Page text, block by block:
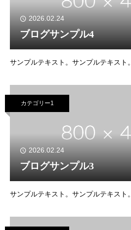
2026.02.24
ブログサンプル4
サンプルテキスト。サンプルテキスト。
カテゴリー1
2026.02.24
ブログサンプル3
サンプルテキスト。サンプルテキスト。